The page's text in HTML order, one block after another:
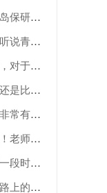
很久之前就报名了青岛保研录的
马上就要到暑假了，听说青岛保
报了这里的保研课程，对于这样
青岛保研录相对来说还是比较倾
青岛保研录的老师都非常有耐心
青岛保研录真心不错！老师专业
在青岛保研录学习了一段时间，
保研课程真的是学习路上的超级